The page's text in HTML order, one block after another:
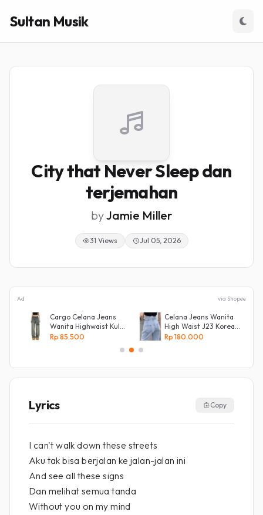
Sultan Musik
City that Never Sleep dan
terjemahan
byJamie Miller
31 Views Jul 05, 2026
Ad via Shopee
Cargo Celana Jeans
Wanita Highwaist Kulot
Loose
Rp 85.500
Celana Jeans Wanita
High Waist J23 Korean
Denim
Rp 180.000
Lyrics Copy
I can't walk down these streets
Aku tak bisa berjalan ke jalan-jalan ini
And see all these signs
Dan melihat semua tanda
Without you on my mind